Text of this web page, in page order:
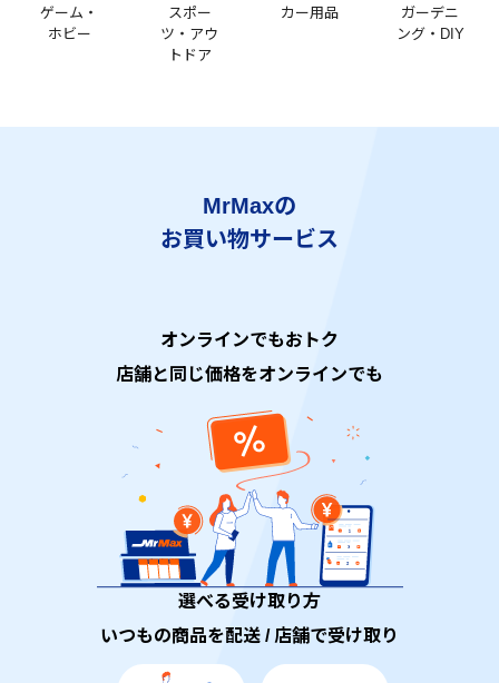
ゲーム・
ホビー
スポー
ツ・アウ
トドア
カー用品
ガーデニ
ング・DIY
MrMaxの
お買い物サービス
オンラインでもおトク
店舗と同じ価格をオンラインでも
選べる受け取り方
いつもの商品を配送 / 店舗で受け取り